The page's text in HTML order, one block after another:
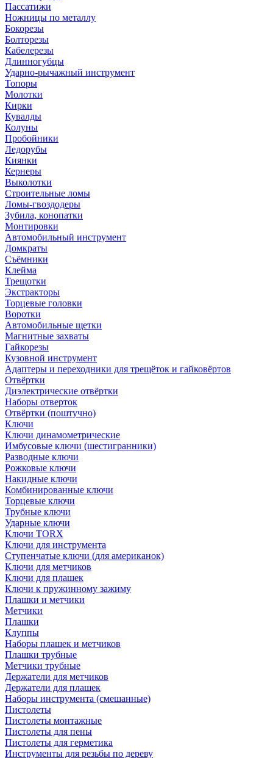
Пассатижи
Ножницы по металлу
Бокорезы
Болторезы
Кабелерезы
Длинногубцы
Ударно-рычажный инструмент
Топоры
Молотки
Кирки
Кувалды
Колуны
Пробойники
Ледорубы
Киянки
Кернеры
Выколотки
Строительные ломы
Ломы-гвоздодеры
Зубила, конопатки
Монтировки
Автомобильный инструмент
Домкраты
Съёмники
Клейма
Трещотки
Экстракторы
Торцевые головки
Воротки
Автомобильные щетки
Магнитные захваты
Гайкорезы
Кузовной инструмент
Адаптеры и переходники для трещёток и гайковёртов
Отвёртки
Диэлектрические отвёртки
Наборы отверток
Отвёртки (поштучно)
Ключи
Ключи динамометрические
Имбусовые ключи (шестигранники)
Разводные ключи
Рожковые ключи
Накидные ключи
Комбинированные ключи
Торцевые ключи
Трубные ключи
Ударные ключи
Ключи TORX
Ключи для инструмента
Ступенчатые ключи (для американок)
Ключи для метчиков
Ключи для плашек
Ключи к пружинному зажиму
Плашки и метчики
Метчики
Плашки
Клуппы
Наборы плашек и метчиков
Плашки трубные
Метчики трубные
Держатели для метчиков
Держатели для плашек
Наборы инструмента (смешанные)
Пистолеты
Пистолеты монтажные
Пистолеты для пены
Пистолеты для герметика
Инструменты для резьбы по дереву